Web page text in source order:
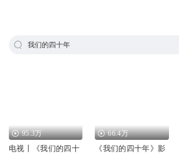
我们的四十年
95.3万
电视丨《我们的四十
66.4万
《我们的四十年》影